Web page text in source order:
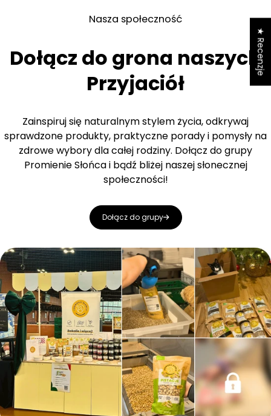
Nasza społeczność
Dołącz do grona naszych
Przyjaciół
Zainspiruj się naturalnym stylem życia, odkrywaj
sprawdzone produkty, praktyczne porady i pomysły na
zdrowe wybory dla całej rodziny. Dołącz do grupy
Promienie Słońca i bądź bliżej naszej słonecznej
społeczności!
Dołącz do grupy
★ Recenzje